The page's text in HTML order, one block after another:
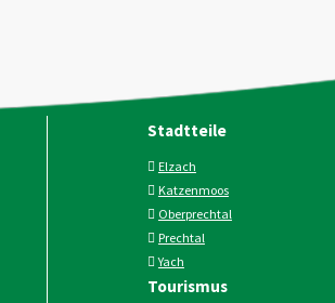
Stadtteile
Elzach
Katzenmoos
Oberprechtal
Prechtal
Yach
Tourismus